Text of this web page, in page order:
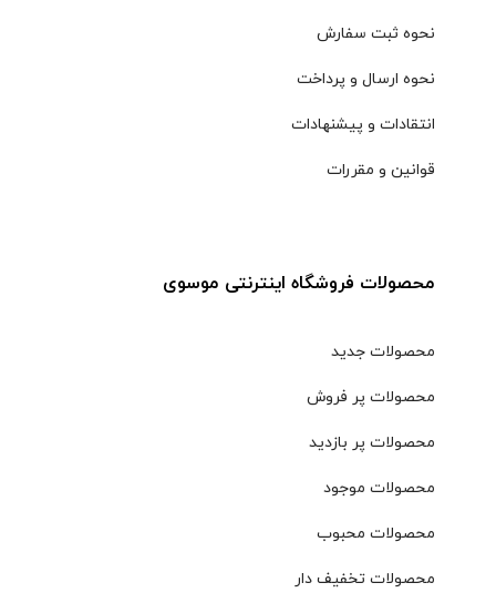
نحوه ثبت سفارش
نحوه ارسال و پرداخت
انتقادات و پیشنهادات
قوانین و مقررات
محصولات فروشگاه اینترنتی موسوی
محصولات جدید
محصولات پر فروش
محصولات پر بازدید
محصولات موجود
محصولات محبوب
محصولات تخفیف دار